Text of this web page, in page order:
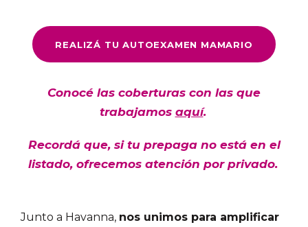
REALIZÁ TU AUTOEXAMEN MAMARIO
Conocé las coberturas con las que
trabajamos aquí.
Recordá que, si tu prepaga no está en el
listado, ofrecemos atención por privado.
Junto a Havanna, nos unimos para amplificar